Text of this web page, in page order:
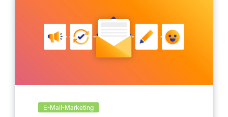
E-Mail-Marketing